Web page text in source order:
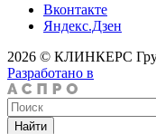
Вконтакте
Яндекс.Дзен
2026 © КЛИНКЕРС
Разработано в
Найти